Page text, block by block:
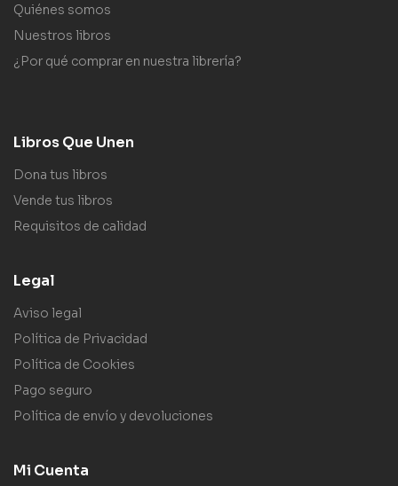
Quiénes somos
Nuestros libros
¿Por qué comprar en nuestra librería?
Libros Que Unen
Dona tus libros
Vende tus libros
Requisitos de calidad
Legal
Aviso legal
Política de Privacidad
Política de Cookies
Pago seguro
Política de envío y devoluciones
Mi Cuenta